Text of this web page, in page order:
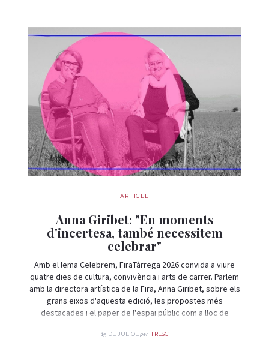
ARTICLE
Anna Giribet: "En moments
d'incertesa, també necessitem
celebrar"
Amb el lema Celebrem, FiraTàrrega 2026 convida a viure
quatre dies de cultura, convivència i arts de carrer. Parlem
amb la directora artística de la Fira, Anna Giribet, sobre els
grans eixos d'aquesta edició, les propostes més
destacades i el paper de l'espai públic com a lloc de
15 DE JULIOL per TRESC